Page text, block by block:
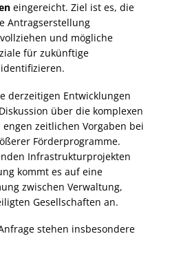
eingereicht. Ziel ist es, die
Antragserstellung
und mögliche
für zukünftige
derzeitigen Entwicklungen
über die komplexen
zeitlichen Vorgaben bei
Förderprogramme.
Infrastrukturprojekten
kommt es auf eine
zwischen Verwaltung,
Gesellschaften an.
stehen insbesondere